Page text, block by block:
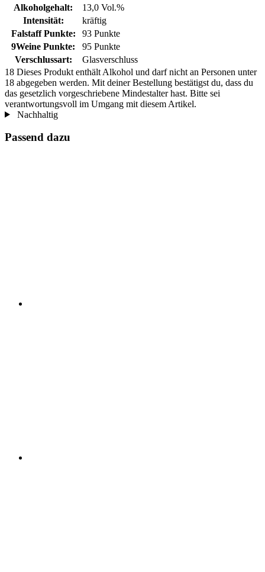
Alkoholgehalt:
13,0 Vol.%
Intensität:
kräftig
Falstaff Punkte:
93 Punkte
9Weine Punkte:
95 Punkte
Verschlussart:
Glasverschluss
18 Dieses Produkt enthält Alkohol und darf nicht an Personen unter
18 abgegeben werden. Mit deiner Bestellung bestätigst du, dass du
das gesetzlich vorgeschriebene Mindestalter hast. Bitte sei
verantwortungsvoll im Umgang mit diesem Artikel.
Nachhaltig
Passend dazu